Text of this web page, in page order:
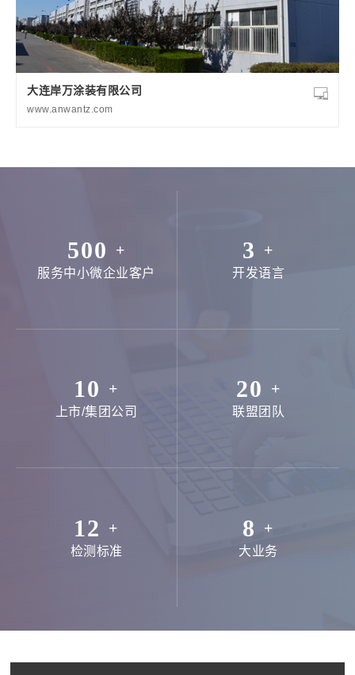
大连岸万涂装有限公司
www.anwantz.com
500 +
服务中小微企业客户
3 +
开发语言
10 +
上市/集团公司
20 +
联盟团队
12 +
检测标准
8 +
大业务